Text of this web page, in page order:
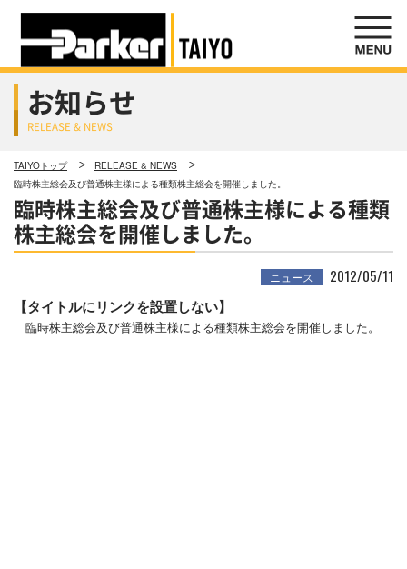
お知らせ
RELEASE & NEWS
TAIYOトップ
RELEASE & NEWS
臨時株主総会及び普通株主様による種類株主総会を開催しました。
臨時株主総会及び普通株主様による種類
株主総会を開催しました。
ニュース
2012/05/11
【タイトルにリンクを設置しない】
臨時株主総会及び普通株主様による種類株主総会を開催しました。